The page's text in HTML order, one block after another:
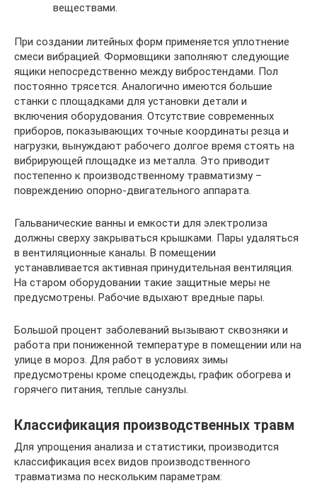
веществами.
При создании литейных форм применяется уплотнение
смеси вибрацией. Формовщики заполняют следующие
ящики непосредственно между вибростендами. Пол
постоянно трясется. Аналогично имеются большие
станки с площадками для установки детали и
включения оборудования. Отсутствие современных
приборов, показывающих точные координаты резца и
нагрузки, вынуждают рабочего долгое время стоять на
вибрирующей площадке из металла. Это приводит
постепенно к производственному травматизму –
повреждению опорно-двигательного аппарата.
Гальванические ванны и емкости для электролиза
должны сверху закрываться крышками. Пары удаляться
в вентиляционные каналы. В помещении
устанавливается активная принудительная вентиляция.
На старом оборудовании такие защитные меры не
предусмотрены. Рабочие вдыхают вредные пары.
Большой процент заболеваний вызывают сквозняки и
работа при пониженной температуре в помещении или на
улице в мороз. Для работ в условиях зимы
предусмотрены кроме спецодежды, график обогрева и
горячего питания, теплые санузлы.
Классификация производственных травм
Для упрощения анализа и статистики, производится
классификация всех видов производственного
травматизма по нескольким параметрам: